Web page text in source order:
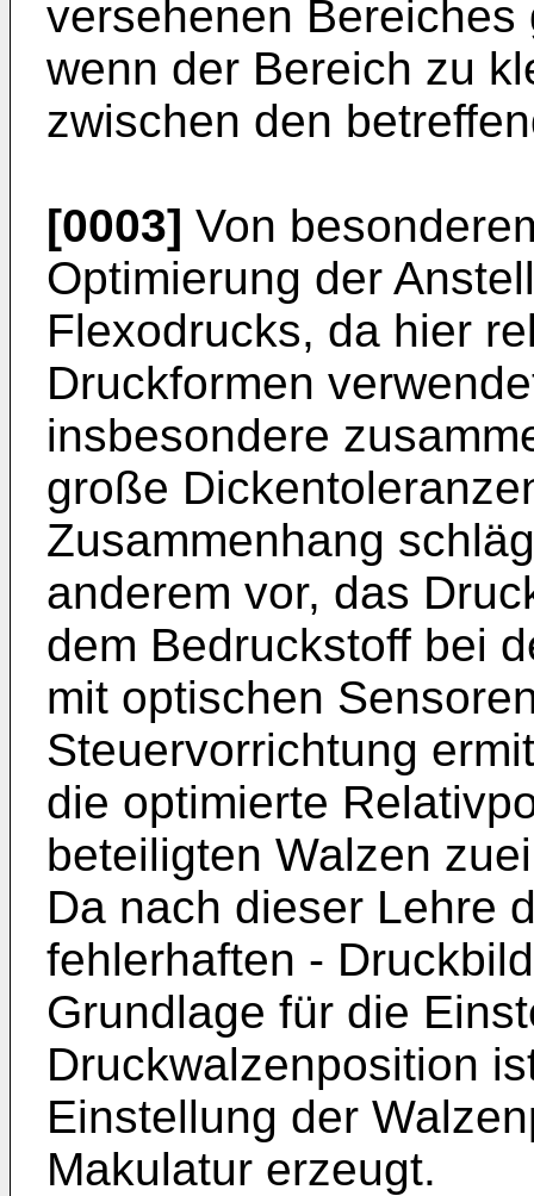
versehenen
wenn der Bereich zu
zwischen den
[0003] Von
Optimierung der
Flexodrucks, da hier
Druckformen
insbesondere
große
Zusammenhang
anderem vor, das
dem Bedruckstoff bei
mit optischen
Steuervorrichtung
die optimierte
beteiligten Walzen
Da nach dieser Lehre
fehlerhaften -
Grundlage für die
Druckwalzenposition
Einstellung der
Makulatur erzeugt.